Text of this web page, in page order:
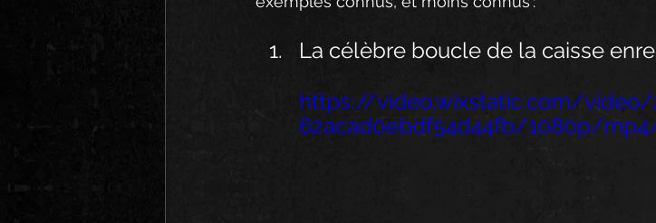
La célèbre boucle de la caisse
https://video.wixstatic.com/video/
62acad0ebdf54d44fb/1080p/